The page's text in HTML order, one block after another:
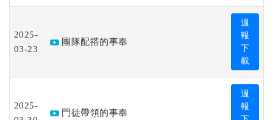
2025-
03-23
團隊配搭的事奉
週
報
下
載
2025-
門徒帶領的事奉
週
報